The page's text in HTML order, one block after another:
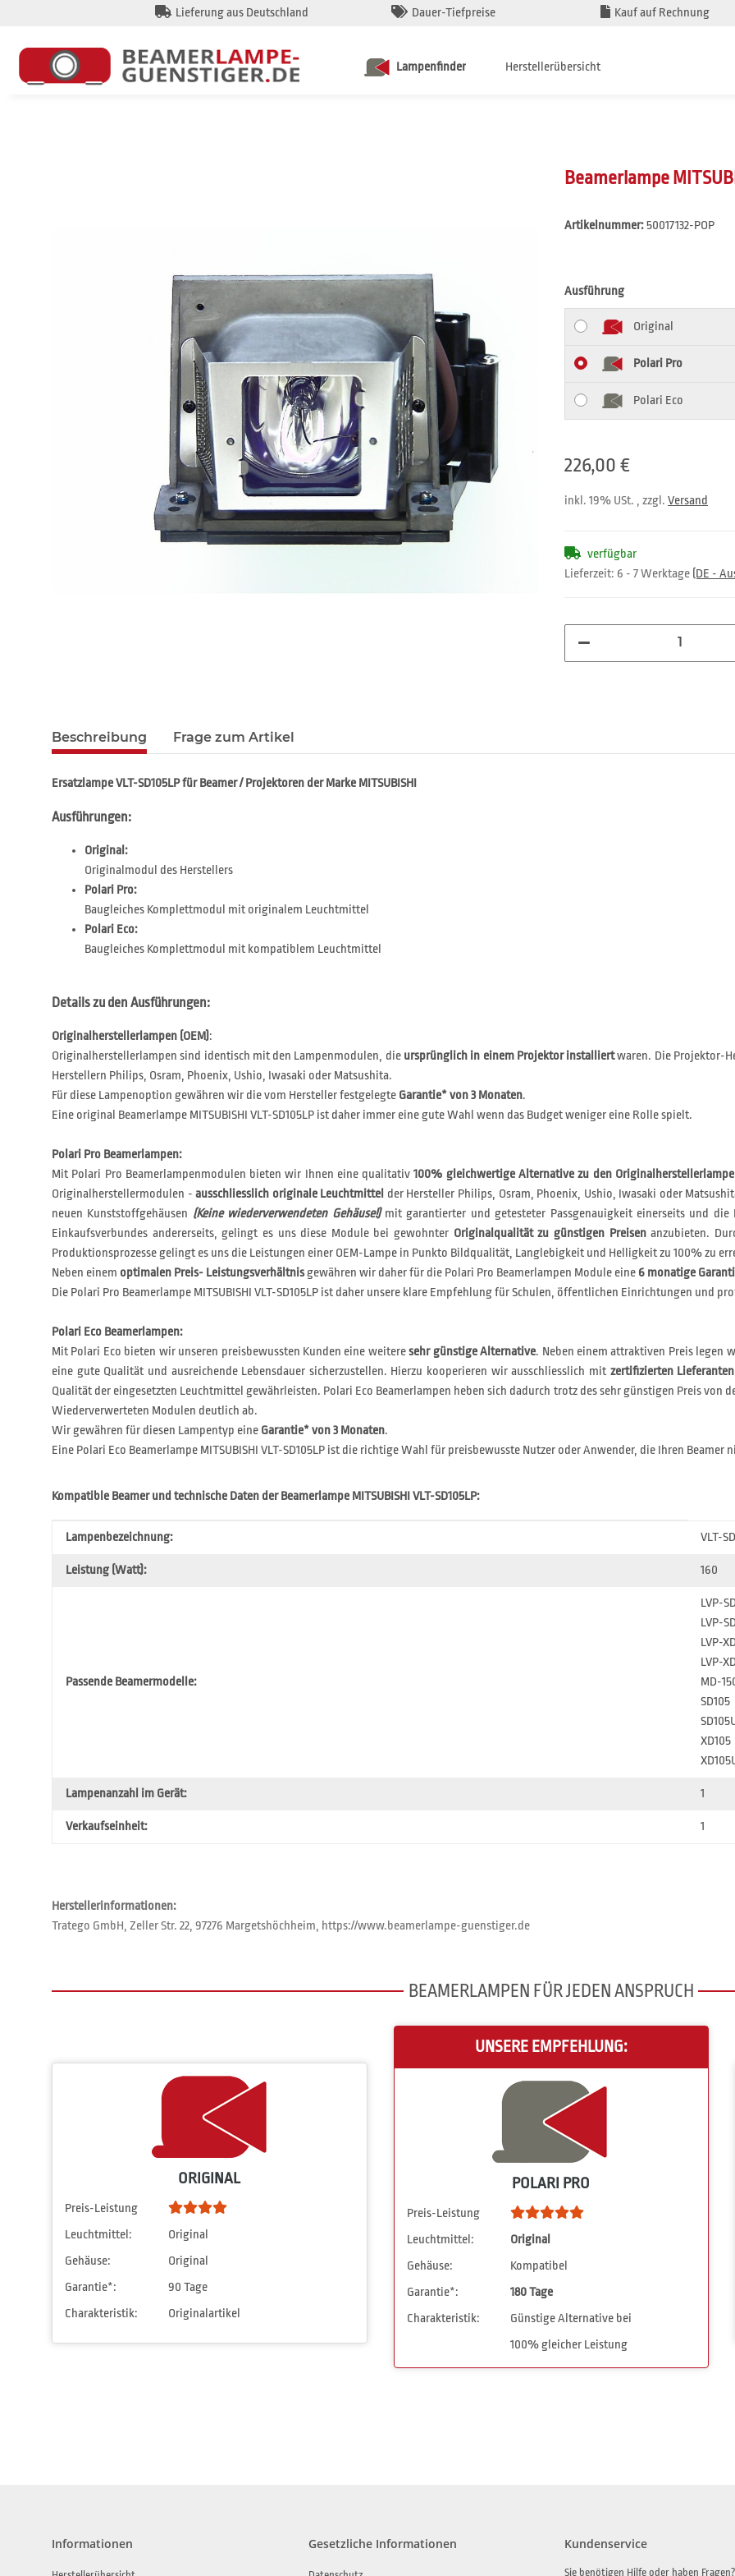
Lieferung aus Deutschland Dauer-Tiefpreise Kauf auf Rechnung
Lampenfinder Herstellerübersicht
Beamerlampe
Artikelnummer:50017132-POP
Ausführung
Original
Polari Pro
Polari Eco
226,00 €
inkl. 19% USt. , zzgl. Versand
verfügbar
Lieferzeit: 6 - 7 Werktage (DE -
Beschreibung Frage zum Artikel
Ersatzlampe VLT-SD105LP für Beamer / Projektoren der Marke MITSUBISHI
Ausführungen:
Original:
Originalmodul des Herstellers
Polari Pro:
Baugleiches Komplettmodul mit originalem Leuchtmittel
Polari Eco:
Baugleiches Komplettmodul mit kompatiblem Leuchtmittel
Details zu den Ausführungen:
Originalherstellerlampen (OEM):
Originalherstellerlampen sind identisch mit den Lampenmodulen, die ursprünglich in einem Projektor installiertwaren. Die Projektor-
Herstellern Philips, Osram, Phoenix, Ushio, Iwasaki oder Matsushita.
Für diese Lampenoption gewähren wir die vom Hersteller festgelegte Garantie* von 3 Monaten.
Eine original Beamerlampe MITSUBISHI VLT-SD105LP ist daher immer eine gute Wahl wenn das Budget weniger eine Rolle spielt.
Polari Pro Beamerlampen:
Mit Polari Pro Beamerlampenmodulen bieten wir Ihnen eine qualitativ100% gleichwertige Alternative zu den
Originalherstellermodulen -ausschliesslich originale Leuchtmittel der Hersteller Philips, Osram, Phoenix, Ushio, Iwasaki oder
neuen Kunststoffgehäusen (Keine wiederverwendeten Gehäuse!)mit garantierter und getesteter Passgenauigkeit einerseits und
Einkaufsverbundes andererseits, gelingt es uns diese Module bei gewohnter Originalqualität zu günstigen Preisenanzubieten.
Produktionsprozesse gelingt es uns die Leistungen einer OEM-Lampe in Punkto Bildqualität, Langlebigkeit und Helligkeit zu 100% zu
Neben einem optimalen Preis- Leistungsverhältnisgewähren wir daher für die Polari Pro Beamerlampen Module eine 6 monatige
Die Polari Pro Beamerlampe MITSUBISHI VLT-SD105LP ist daher unsere klare Empfehlung für Schulen, öffentlichen Einrichtungen und
Polari Eco Beamerlampen:
Mit Polari Eco bieten wir unseren preisbewussten Kunden eine weiteresehr günstige Alternative. Neben einem attraktiven Preis legen
eine gute Qualität und ausreichende Lebensdauer sicherzustellen. Hierzu kooperieren wir ausschliesslich mit zertifizierten Lieferanten
Qualität der eingesetzten Leuchtmittel gewährleisten. Polari Eco Beamerlampen heben sich dadurch trotz des sehr günstigen Preis von
Wiederverwerteten Modulen deutlich ab.
Wir gewähren für diesen Lampentyp eine Garantie* von 3 Monaten.
Eine Polari Eco Beamerlampe MITSUBISHI VLT-SD105LP ist die richtige Wahl für preisbewusste Nutzer oder Anwender, die Ihren
Kompatible Beamer und technische Daten der Beamerlampe MITSUBISHI VLT-SD105LP:
Produkteigenschaft
Wert
Lampenbezeichnung: VLT-
Leistung (Watt): 160
Passende Beamermodelle:
LVP-
LVP-
LVP-
LVP-
MD-
SD105
XD105
Lampenanzahl im Gerät: 1
Verkaufseinheit: 1
Herstellerinformationen:
Tratego GmbH, Zeller Str. 22, 97276 Margetshöchheim, https://www.beamerlampe-guenstiger.de
BEAMERLAMPEN FÜR JEDEN ANSPRUCH
ORIGINAL
Preis-Leistung
Leuchtmittel:
Original
Gehäuse:
Original
Garantie*:
90 Tage
Charakteristik:
Originalartikel
UNSERE EMPFEHLUNG:
POLARI PRO
Preis-Leistung
Leuchtmittel:
Original
Gehäuse:
Kompatibel
Garantie*:
180 Tage
Charakteristik:
Günstige Alternative bei
100% gleicher Leistung
Informationen Gesetzliche Informationen Kundenservice
Sie benötigen Hilfe oder haben Fragen?